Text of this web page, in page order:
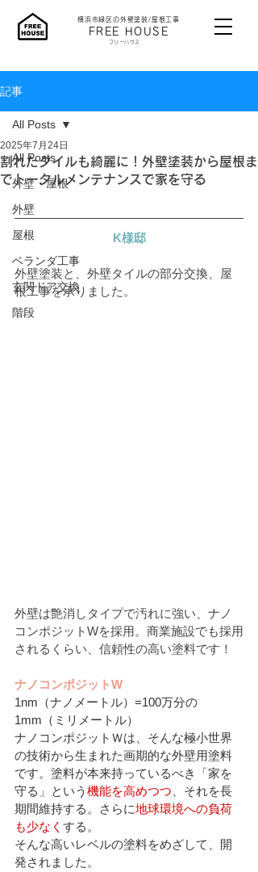
横浜市緑区の外壁塗装/屋根工事
​FREE HOUSE
​フリーハウス
記事
All Posts
外壁・屋根
外壁
屋根
ベランダ工事
玄関ドア交換
階段
All Posts
割れたタイルも綺麗に！外壁塗装から屋根ま
でトータルメンテナンスで家を守る
2025年7月24日
K様邸
外壁塗装と、外壁タイルの部分交換、屋
根工事を承りました。
外壁は艶消しタイプで汚れに強い、ナノ
コンポジットWを採用。 商業施設でも採用
されるくらい、信頼性の高い塗料です！
ナノコンポジットW
1nm（ナノメートル）=100万分の
1mm（ミリメートル）
ナノコンポジットＷは、そんな極小世界
の技術から生まれた画期的な外壁用塗料
です。塗料が本来持っているべき「家を
守る」という 機能を高めつつ 、それを長
期間維持する。さらに地球環境への負荷
も少なく する。
そんな高いレベルの塗料をめざして、開
発されました。